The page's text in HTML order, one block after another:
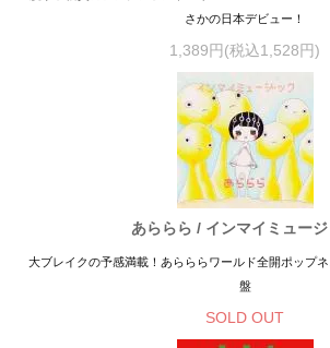
さかの日本デビュー！
1,389円(税込1,528円)
あららら / インマイミュージ
大ブレイクの予感満載！あらららワールド全開ポップ
盤
SOLD OUT